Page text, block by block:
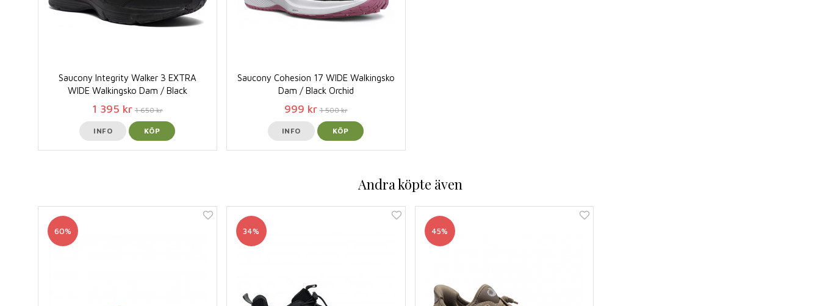
Saucony Integrity Walker 3 EXTRA
WIDE Walkingsko Dam / Black
1 395 kr 1 650 kr
INFO KÖP
Saucony Cohesion 17 WIDE Walkingsko
Dam / Black Orchid
999 kr 1 500 kr
INFO KÖP
Andra köpte även
60% 34% 45%